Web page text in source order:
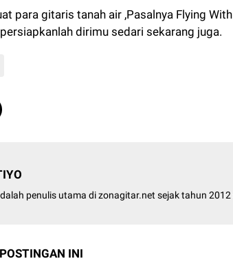
para gitaris tanah air ,Pasalnya Flying
dirimu sedari sekarang juga.
penulis utama di zonagitar.net sejak tahun
INI